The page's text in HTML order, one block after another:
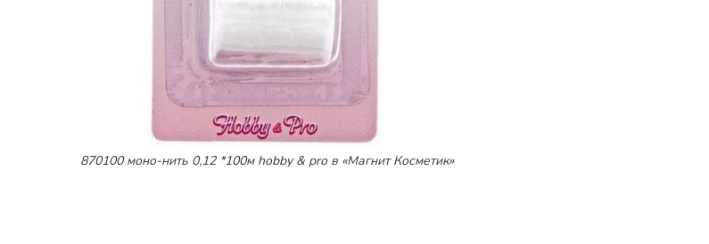
870100 моно-нить 0,12 *100м hobby & pro в «Магнит Косметик»